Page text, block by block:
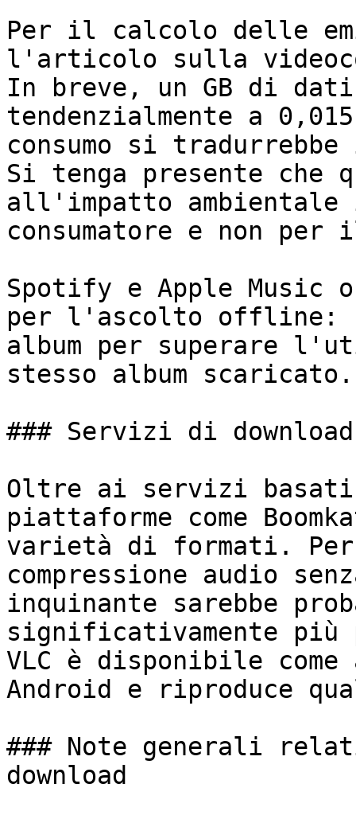
Per il calcolo delle
l'articolo sulla
In breve, un GB di
tendenzialmente a
consumo si
Si tenga presente che
all'impatto ambientale
consumatore e non
Spotify e Apple Music
per l'ascolto offline:
album per superare
stesso album scaricato.
### Servizi di download
Oltre ai servizi
piattaforme come
varietà di formati.
compressione audio
inquinante sarebbe
significativamente più
VLC è disponibile
Android e riproduce
### Note generali
download